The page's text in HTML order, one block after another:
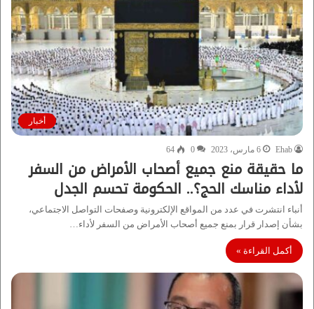
أخبار
Ehab 6 مارس، 2023 0
64
ما حقيقة منع جميع أصحاب الأمراض من السفر
لأداء مناسك الحج؟.. الحكومة تحسم الجدل
أنباء انتشرت في عدد من المواقع الإلكترونية وصفحات التواصل الاجتماعي،
بشأن إصدار قرار بمنع جميع أصحاب الأمراض من السفر لأداء…
أكمل القراءة »